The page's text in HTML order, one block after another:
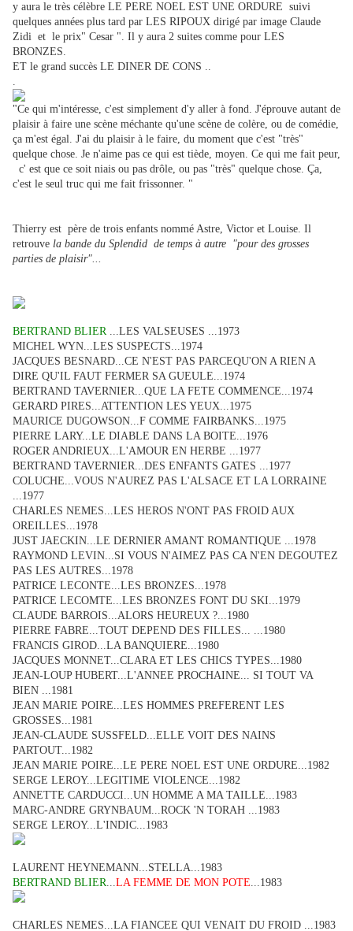
y aura le très célèbre LE PERE NOEL EST UNE ORDURE suivi
quelques années plus tard par LES RIPOUX dirigé par image Claude
Zidi et le prix" Cesar ". Il y aura 2 suites comme pour LES
BRONZES.
ET le grand succès LE DINER DE CONS ..
.
"Ce qui m'intéresse, c'est simplement d'y aller à fond. J'éprouve au­tant de
plaisir à faire une scène méchante qu'une scène de colère, ou de comédie,
ça m'est égal. J'ai du plaisir à le faire, du mo­ment que c'est "très"
quelque chose. Je n'aime pas ce qui est tiède, moyen. Ce qui me fait peur,
c' est que ce soit niais ou pas drôle, ou pas "très" quelque chose. Ça,
c'est le seul truc qui me fait frissonner. "
Thierry est père de trois enfants nommé Astre, Victor et Louise. Il
retrouve la bande du Splendid de temps à autre "pour des grosses
parties de plaisir"...
BERTRAND BLIER...LES VALSEUSES ...1973
MICHEL WYN...LES SUSPECTS...1974
JACQUES BESNARD...CE N'EST PAS PARCEQU'ON A RIEN A
DIRE QU'IL FAUT FERMER SA GUEULE...1974
BERTRAND TAVERNIER...QUE LA FETE COMMENCE...1974
GERARD PIRES...ATTENTION LES YEUX...1975
MAURICE DUGOWSON...F COMME FAIRBANKS...1975
PIERRE LARY...LE DIABLE DANS LA BOITE...1976
ROGER ANDRIEUX...L'AMOUR EN HERBE ...1977
BERTRAND TAVERNIER...DES ENFANTS GATES ...1977
COLUCHE...VOUS N'AUREZ PAS L'ALSACE ET LA LORRAINE
...1977
CHARLES NEMES...LES HEROS N'ONT PAS FROID AUX
OREILLES...1978
JUST JAECKIN...LE DERNIER AMANT ROMANTIQUE ...1978
RAYMOND LEVIN...SI VOUS N'AIMEZ PAS CA N'EN DEGOUTEZ
PAS LES AUTRES...1978
PATRICE LECONTE...LES BRONZES...1978
PATRICE LECOMTE...LES BRONZES FONT DU SKI...1979
CLAUDE BARROIS...ALORS HEUREUX ?...1980
PIERRE FABRE...TOUT DEPEND DES FILLES... ...1980
FRANCIS GIROD...LA BANQUIERE...1980
JACQUES MONNET...CLARA ET LES CHICS TYPES...1980
JEAN-LOUP HUBERT...L'ANNEE PROCHAINE... SI TOUT VA
BIEN ...1981
JEAN MARIE POIRE...LES HOMMES PREFERENT LES
GROSSES...1981
JEAN-CLAUDE SUSSFELD...ELLE VOIT DES NAINS
PARTOUT...1982
JEAN MARIE POIRE...LE PERE NOEL EST UNE ORDURE...1982
SERGE LEROY...LEGITIME VIOLENCE...1982
ANNETTE CARDUCCI...UN HOMME A MA TAILLE...1983
MARC-ANDRE GRYNBAUM...ROCK 'N TORAH ...1983
SERGE LEROY...L'INDIC...1983
LAURENT HEYNEMANN...STELLA...1983
BERTRAND BLIER...LA FEMME DE MON POTE...1983
CHARLES NEMES...LA FIANCEE QUI VENAIT DU FROID ...1983